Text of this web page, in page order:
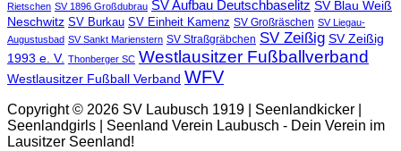
Rietschen SV 1896 Großdubrau SV Aufbau Deutschbaselitz SV Blau Weiß
Neschwitz SV Burkau SV Einheit Kamenz SV Großräschen SV Liegau-
Augustusbad SV Sankt Marienstern SV Straßgräbchen SV Zeißig SV Zeißig
1993 e. V. Thonberger SC Westlausitzer Fußballverband
Westlausitzer Fußball Verband WFV
Copyright © 2026 SV Laubusch 1919 | Seenlandkicker |
Seenlandgirls | Seenland Verein Laubusch - Dein Verein im
Lausitzer Seenland!